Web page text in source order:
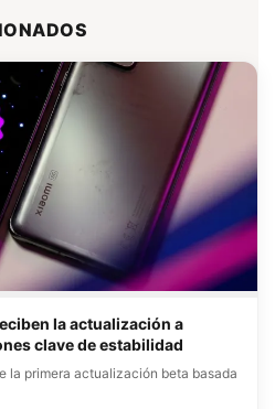
la actualización a
clave de estabilidad
la primera actualización beta basada